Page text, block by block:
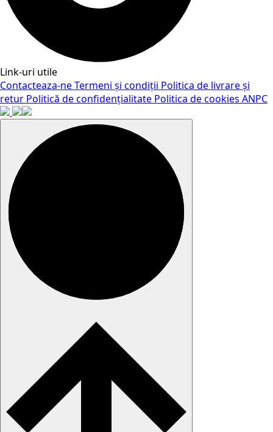
Link-uri utile
Contacteaza-neTermeni și condiții Politica de livrare și
retur Politică de confidențialitate Politica de cookies ANPC